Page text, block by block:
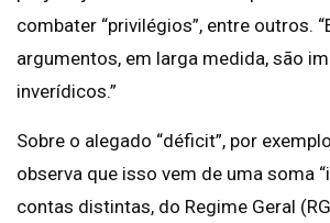
combater “privilégios”, entre outros.
argumentos, em larga medida, são
inverídicos.”
Sobre o alegado “déficit”, por
observa que isso vem de uma soma
contas distintas, do Regime Geral